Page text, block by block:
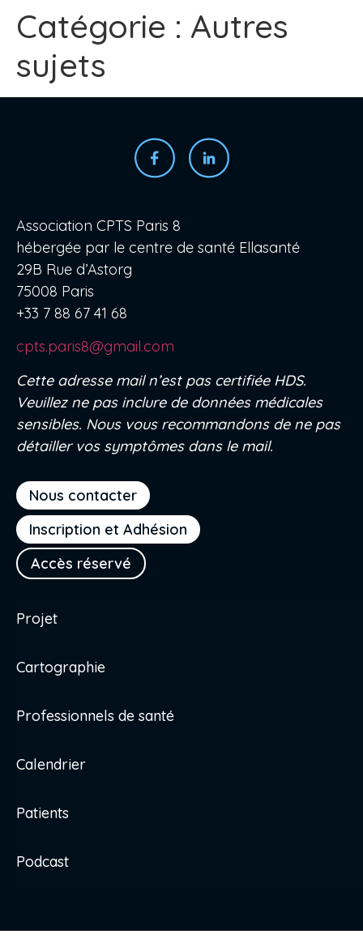
Catégorie : Autres
sujets
Projet
Cartographie
Professionnels de santé
Calendrier
Patients
Podcast
Nous contacter
Inscription et Adhésion
Accès réservé
Association CPTS Paris 8
hébergée par le centre de santé Ellasanté
29B Rue d’Astorg
75008 Paris
+33 7 88 67 41 68
cpts.paris8@gmail.com
Cette adresse mail n’est pas certifiée HDS.
Veuillez ne pas inclure de données médicales
sensibles. Nous vous recommandons de ne pas
détailler vos symptômes dans le mail.